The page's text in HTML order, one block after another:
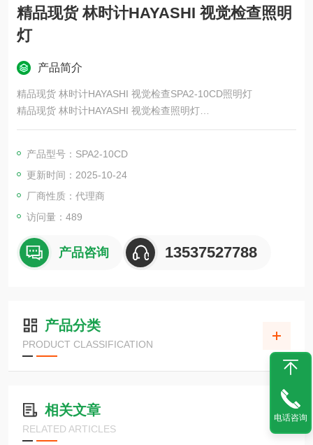
精品现货 林时计HAYASHI 视觉检查照明
灯
产品简介
精品现货 林时计HAYASHI 视觉检查SPA2-10CD照明灯
精品现货 林时计HAYASHI 视觉检查照明灯
4 芯片 LED
结构优化，照明效果
产品型号：SPA2-10CD
更新时间：2025-10-24
厂商性质：代理商
访问量：489
产品咨询 13537527788
产品分类
PRODUCT CLASSIFICATION
相关文章
RELATED ARTICLES
电话咨询